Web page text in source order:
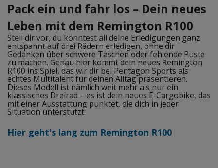
Pack ein und fahr los – Dein neues
Leben mit dem Remington R100
Stell dir vor, du könntest all deine Erledigungen ganz
entspannt auf drei Rädern erledigen, ohne dir
Gedanken über schwere Taschen oder fehlende Puste
zu machen. Genau hier kommt dein neues Remington
R100 ins Spiel, das wir dir bei Pentagon Sports als
echtes Multitalent für deinen Alltag präsentieren.
Dieses Modell ist nämlich weit mehr als nur ein
klassisches Dreirad – es ist dein neues E-Cargobike, das
mit einer Ausstattung punktet, die dich in jeder
Situation unterstützt.
Hier geht's lang zum Remington R100